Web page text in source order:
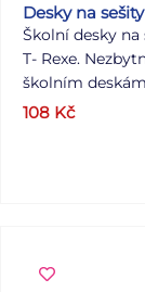
Desky na
Školní desky
T- Rexe.
školním
pohromadě a
opatřeny
108 Kč